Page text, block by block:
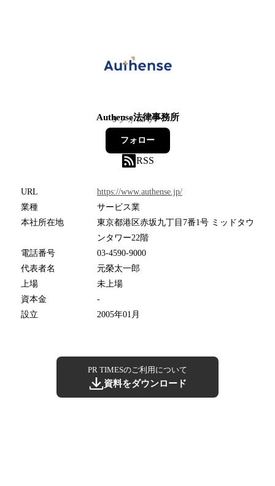
Authense法律事務所
9フォロワー
フォロー
RSS
URL
https://www.authense.jp/
業種
サービス業
本社所在地
東京都港区赤坂九丁目7番1号 ミッドタウ
ンタワー22階
電話番号
03-4590-9000
代表者名
元榮太一郎
上場
未上場
資本金
-
設立
2005年01月
PR TIMESのご利用について
資料をダウンロード